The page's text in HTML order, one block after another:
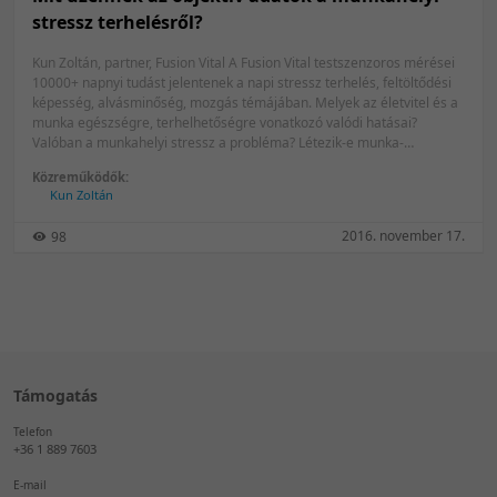
stressz terhelésről?
Kun Zoltán, partner, Fusion Vital A Fusion Vital testszenzoros mérései
10000+ napnyi tudást jelentenek a napi stressz terhelés, feltöltődési
képesség, alvásminőség, mozgás témájában. Melyek az életvitel és a
munka egészségre, terhelhetőségre vonatkozó valódi hatásai?
Valóban a munkahelyi stressz a probléma? Létezik-e munka-
kiégés megelőzése témájában. Klasszikus senior menedzser
munkakörből váltottam évekkel ezelőtt az egyéni és szervezeti
készülékkel alapítottam a Fusion Vitalt, amely az egészségfejlesztés
Közreműködők:
Kun Zoltán
98 2016. november 17.
Támogatás
Telefon
+36 1 889 7603
E-mail